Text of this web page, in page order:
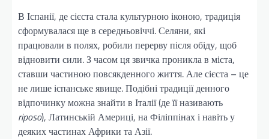
В Іспанії, де сієста стала культурною іконою, традиція
сформувалася ще в середньовіччі. Селяни, які
працювали в полях, робили перерву після обіду, щоб
відновити сили. З часом ця звичка проникла в міста,
ставши частиною повсякденного життя. Але сієста – це
не лише іспанське явище. Подібні традиції денного
відпочинку можна знайти в Італії (де її називають
riposo), Латинській Америці, на Філіппінах і навіть у
деяких частинах Африки та Азії.